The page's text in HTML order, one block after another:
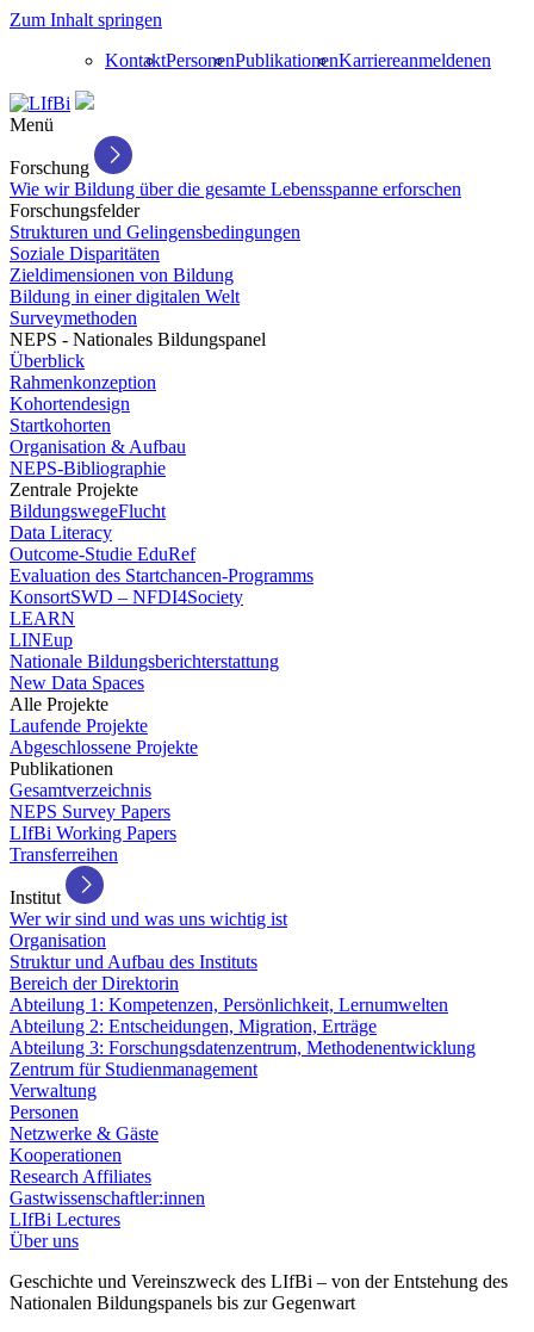
Zum Inhalt springen
KontaktPersonenPublikationenKarriereanmeldenen
Menü
Forschung
Wie wir Bildung über die gesamte Lebensspanne erforschen
Forschungsfelder
Strukturen und Gelingensbedingungen
Soziale Disparitäten
Zieldimensionen von Bildung
Bildung in einer digitalen Welt
Surveymethoden
NEPS - Nationales Bildungspanel
Überblick
Rahmenkonzeption
Kohortendesign
Startkohorten
Organisation & Aufbau
NEPS-Bibliographie
Zentrale Projekte
BildungswegeFlucht
Data Literacy
Outcome-Studie EduRef
Evaluation des Startchancen-Programms
KonsortSWD – NFDI4Society
LEARN
LINEup
Nationale Bildungsberichterstattung
New Data Spaces
Alle Projekte
Laufende Projekte
Abgeschlossene Projekte
Publikationen
Gesamtverzeichnis
NEPS Survey Papers
LIfBi Working Papers
Transferreihen
Institut
Wer wir sind und was uns wichtig ist
Organisation
Struktur und Aufbau des Instituts
Bereich der Direktorin
Abteilung 1: Kompetenzen, Persönlichkeit, Lernumwelten
Abteilung 2: Entscheidungen, Migration, Erträge
Abteilung 3: Forschungsdatenzentrum, Methodenentwicklung
Zentrum für Studienmanagement
Verwaltung
Personen
Netzwerke & Gäste
Kooperationen
Research Affiliates
Gastwissenschaftler:innen
LIfBi Lectures
Über uns
Geschichte und Vereinszweck des LIfBi – von der Entstehung des
Nationalen Bildungspanels bis zur Gegenwart